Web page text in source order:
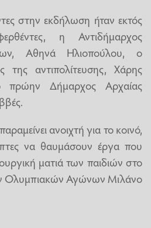
στην εκδήλωση ήταν εκτός
η Αντιδήμαρχος
Αθηνά Ηλιοπούλου, ο
της αντιπολίτευσης, Χάρης
πρώην Δήμαρχος Αρχαίας
ανοιχτή για το κοινό,
να θαυμάσουν έργα που
ματιά των παιδιών στο
Ολυμπιακών Αγώνων Μιλάνο